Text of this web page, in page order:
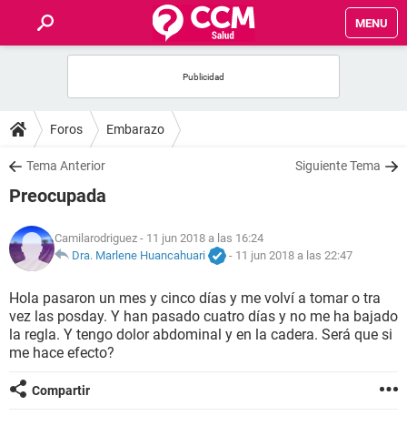
MENU
FOROS
SALUD
NUTRICIÓN
BIENESTAR
SEXUALIDAD
GLOSARIO
Foros Embarazo
Tema Anterior Siguiente Tema
Preocupada
Camilarodriguez - 11 jun 2018 a las 16:24
Dra. Marlene Huancahuari
- 11 jun 2018 a las 22:47
Hola pasaron un mes y cinco días y me volví a tomar o tra
vez las posday. Y han pasado cuatro días y no me ha bajado
la regla. Y tengo dolor abdominal y en la cadera. Será que si
me hace efecto?
Compartir